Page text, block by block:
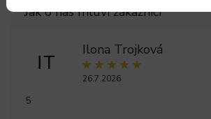
IT
Ilona Trojková
26.7.2026
5